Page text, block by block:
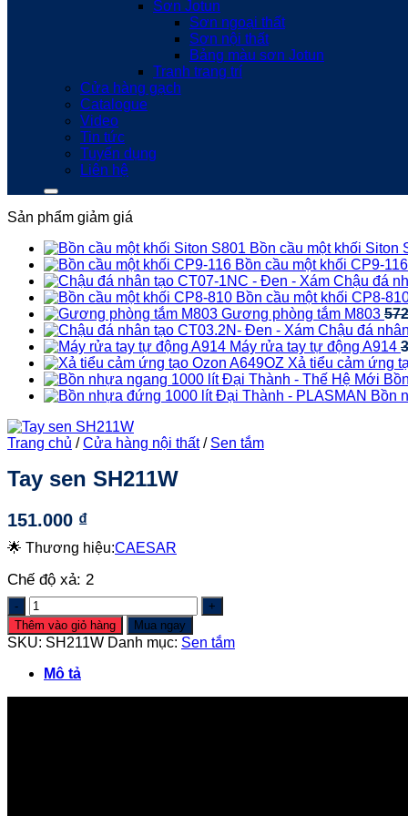
Sơn Jotun
Sơn ngoại thất
Sơn nội thất
Bảng màu sơn Jotun
Tranh trang trí
Cửa hàng gạch
Catalogue
Video
Tin tức
Tuyển dụng
Liên hệ
Sản phẩm giảm giá
Bồn cầu một khối Siton
Bồn cầu một khối CP9-116
Chậu đá
Bồn cầu một khối CP8-
Gương phòng tắm M803
Chậu đá
Máy rửa tay tự động A914
Xả tiểu cảm ứng
Bồn
Trang chủ / Cửa hàng nội thất / Sen tắm
Tay sen SH211W
151.000 ₫
🌟 Thương hiệu:CAESAR
Chế độ xả: 2
Tay
sen
SH211W
số
lượng
Thêm vào giỏ hàng Mua ngay
SKU: SH211W Danh mục: Sen tắm
Mô tả